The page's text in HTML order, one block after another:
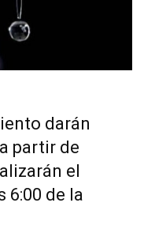
darán
partir de
el
6:00 de la